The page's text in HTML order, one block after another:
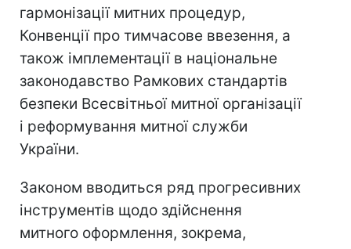
гармонізації митних процедур,
Конвенції про тимчасове ввезення, а
також імплементації в національне
законодавство Рамкових стандартів
безпеки Всесвітньої митної організації
і реформування митної служби
України.
Законом вводиться ряд прогресивних
інструментів щодо здійснення
митного оформлення, зокрема,